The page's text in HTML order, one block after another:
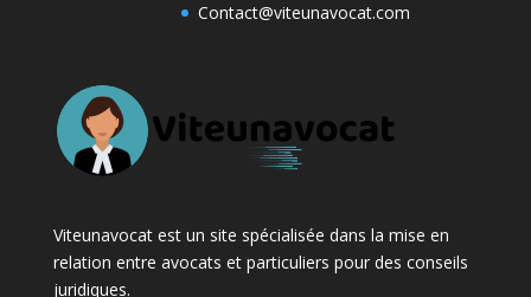
Contact@viteunavocat.com
Viteunavocat est un site spécialisée dans la mise en
relation entre avocats et particuliers pour des conseils
juridiques.